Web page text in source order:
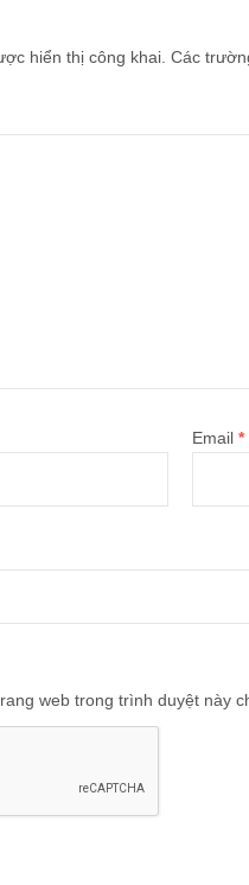
hiển thị công khai. Các
Email *
web trong trình duyệt này